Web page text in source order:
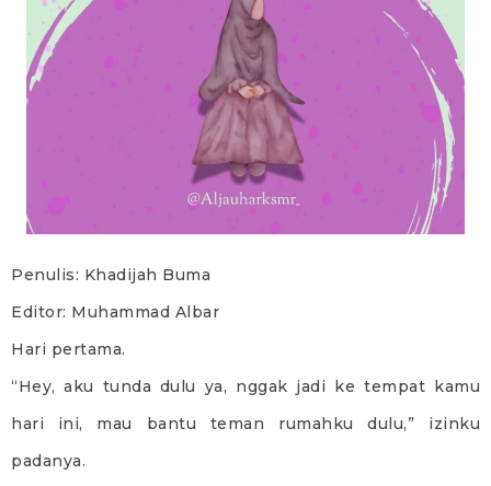
Penulis: Khadijah Buma
Editor: Muhammad Albar
Hari pertama.
“Hey, aku tunda dulu ya, nggak jadi ke tempat kamu
hari ini, mau bantu teman rumahku dulu,” izinku
padanya.